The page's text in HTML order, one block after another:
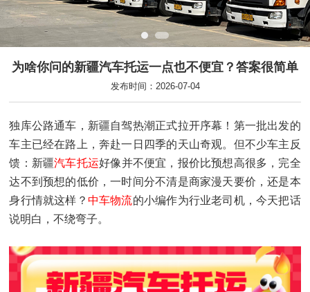
为啥你问的新疆汽车托运一点也不便宜？答案很简单
发布时间：2026-07-04
独库公路通车，新疆自驾热潮正式拉开序幕！第一批出发的
车主已经在路上，奔赴一日四季的天山奇观。但不少车主反
馈：新疆汽车托运好像并不便宜，报价比预想高很多，完全
达不到预想的低价，一时间分不清是商家漫天要价，还是本
身行情就这样？ 中车物流的小编作为行业老司机，今天把话
说明白，不绕弯子。